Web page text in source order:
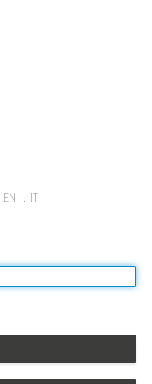
EN IT